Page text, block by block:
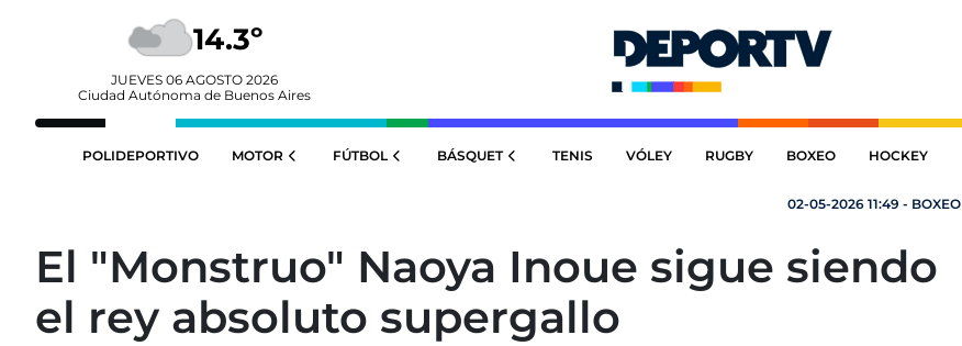
14.3º
JUEVES 06 AGOSTO 2026
Ciudad Autónoma de Buenos Aires
POLIDEPORTIVO MOTOR FÚTBOL BÁSQUET TENIS VÓLEY RUGBY BOXEO HOCKEY
02-05-2026 11:49 - BOXEO
El "Monstruo" Naoya Inoue sigue siendo
el rey absoluto supergallo